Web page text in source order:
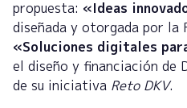
propuesta: «Ideas
diseñada y otorgada por la
«Soluciones digitales
el diseño y financiación de
de su iniciativa Reto DKV.